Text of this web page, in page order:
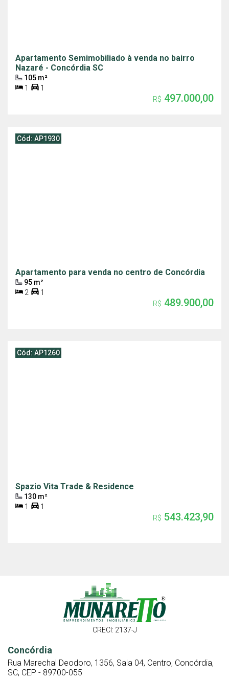
Apartamento Semimobiliado à venda no bairro
Nazaré - Concórdia SC
105 m²
1
1
R$ 497.000,00
Cód: AP1930
Apartamento para venda no centro de Concórdia
95 m²
2
1
R$ 489.900,00
Cód: AP1260
Spazio Vita Trade & Residence
130 m²
1
1
R$ 543.423,90
CRECI: 2137-J
Concórdia
Rua Marechal Deodoro, 1356, Sala 04, Centro, Concórdia,
SC, CEP - 89700-055